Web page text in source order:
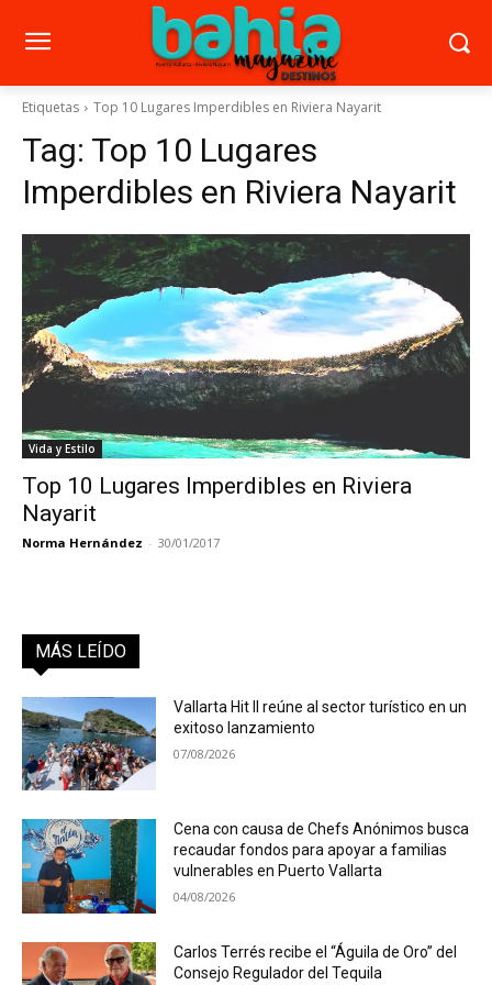
Etiquetas Top 10 Lugares Imperdibles en Riviera Nayarit
Tag: Top 10 Lugares
Imperdibles en Riviera Nayarit
Vida y Estilo
Top 10 Lugares Imperdibles en Riviera
Nayarit
Norma Hernández - 30/01/2017
MÁS LEÍDO
Vallarta Hit II reúne al sector turístico en un
exitoso lanzamiento
07/08/2026
Cena con causa de Chefs Anónimos busca
recaudar fondos para apoyar a familias
vulnerables en Puerto Vallarta
04/08/2026
Carlos Terrés recibe el “Águila de Oro” del
Consejo Regulador del Tequila